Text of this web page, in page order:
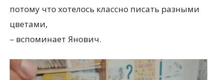
потому что хотелось классно писать разными
цветами,
– вспоминает Янович.